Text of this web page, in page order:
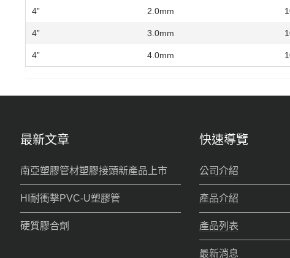
4” 2.0mm
4” 3.0mm
4” 4.0mm
最新文章
南亞塑膠管材塑膠接頭新產品上市
HI耐衝擊PVC-U塑膠管
硬質膠合劑
快速導覽
公司介紹
產品介紹
產品列表
最新消息